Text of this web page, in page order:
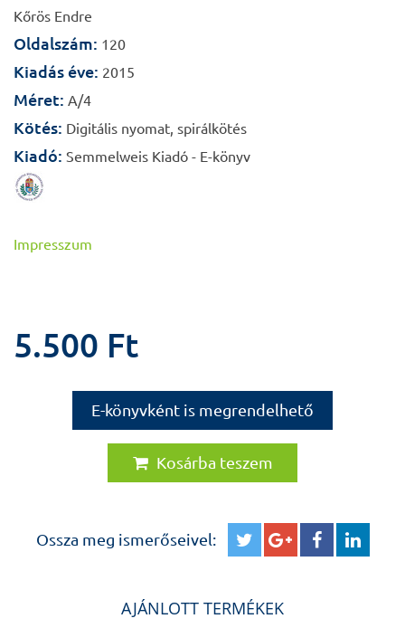
Kőrös Endre
Oldalszám: 120
Kiadás éve: 2015
Méret: A/4
Kötés: Digitális nyomat, spirálkötés
Kiadó: Semmelweis Kiadó - E-könyv
Impresszum
5.500 Ft
E-könyvként is megrendelhető
Kosárba teszem
Ossza meg ismerőseivel:
AJÁNLOTT TERMÉKEK